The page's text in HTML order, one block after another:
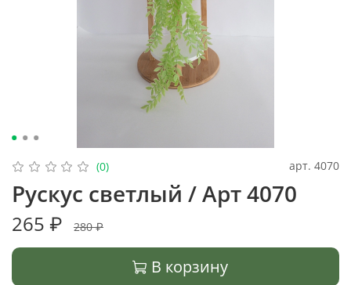
(0) арт. 4070
Рускус светлый / Арт 4070
265 ₽ 280 ₽
В корзину